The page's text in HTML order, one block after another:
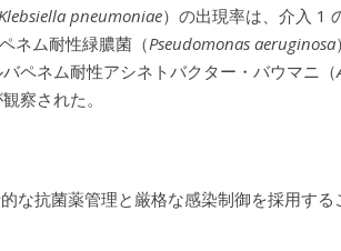
pneumoniae）の出現率は、介入 1
ネム耐性緑膿菌（Pseudomonas aeruginosa
ペネム耐性アシネトバクター・バウマニ（
察された。
な抗菌薬管理と厳格な感染制御を採用する